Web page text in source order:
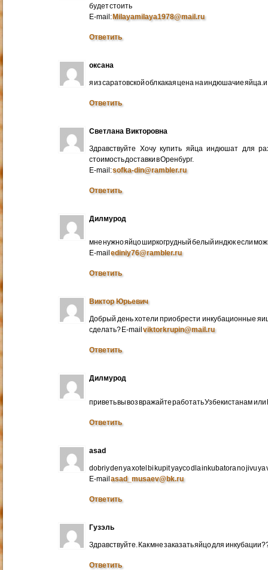
будет стоить
E-mail:Milayamilaya1978@mail.ru
Ответить
оксана
я из саратовской обл какая цена на индюшачие яйца.и
Ответить
Светлана Викторовна
Здравствуйте Хочу купить яйца индюшат для
стоимость доставки в Оренбург.
E-mail:sofka-din@rambler.ru
Ответить
Дилмурод
мне нужно яйцо ширкогрудный белый индюк если
E-mailediniy76@rambler.ru
Ответить
Виктор Юрьевич
Добрый день хотели приобрести инкубационные
сделать? E-mailviktorkrupin@mail.ru
Ответить
Дилмурод
приветь вы воз вражайте работать Узбекистанам
Ответить
asad
dobriy den ya xotel bi kupit yayco dla inkubatora no jivu ya
E-mailasad_musaev@bk.ru
Ответить
Гузэль
Здравствуйте. Как мне заказать яйцо для
Ответить